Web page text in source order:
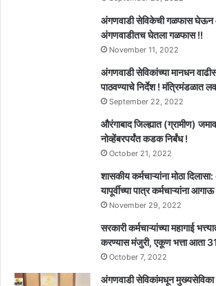
अंगणवाडी सेविकेची गळफास घेऊन
अंगणवाडीतच घेतला गळफास !!
November 11, 2022
अंगणवाडी सेविकांच्या मानधन
पाठवण्याचे निर्देश ! मंत्रिमंडळात
September 22, 2022
औरंगाबाद जिल्ह्यात (ग्रामीण)
नोव्हेंबरपर्यंत कडक निर्बंध !
October 21, 2022
शासकीय कर्मचाऱ्यांना मोठा
यापूर्वीच्या पात्र कर्मचाऱ्यांना
November 29, 2022
सरकारी कर्मचाऱ्यांच्या महागाई
करण्यास मंजुरी, एकूण भत्ता आता
October 7, 2022
अंगणवाडी सेविकांमधून मुख्यसेविका